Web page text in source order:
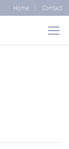
Home Contact